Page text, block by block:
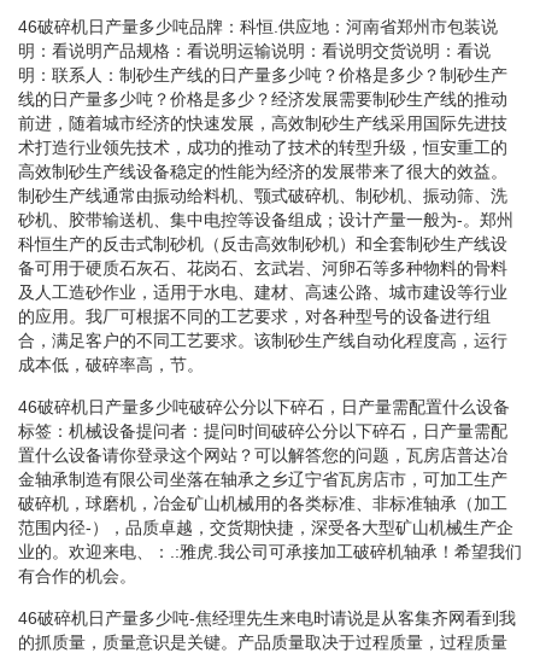
46破碎机日产量多少吨品牌：科恒.供应地：河南省郑州市包装说
明：看说明产品规格：看说明运输说明：看说明交货说明：看说
明：联系人：制砂生产线的日产量多少吨？价格是多少？制砂生产
线的日产量多少吨？价格是多少？经济发展需要制砂生产线的推动
前进，随着城市经济的快速发展，高效制砂生产线采用国际先进技
术打造行业领先技术，成功的推动了技术的转型升级，恒安重工的
高效制砂生产线设备稳定的性能为经济的发展带来了很大的效益。
制砂生产线通常由振动给料机、颚式破碎机、制砂机、振动筛、洗
砂机、胶带输送机、集中电控等设备组成；设计产量一般为-。郑州
科恒生产的反击式制砂机（反击高效制砂机）和全套制砂生产线设
备可用于硬质石灰石、花岗石、玄武岩、河卵石等多种物料的骨料
及人工造砂作业，适用于水电、建材、高速公路、城市建设等行业
的应用。我厂可根据不同的工艺要求，对各种型号的设备进行组
合，满足客户的不同工艺要求。该制砂生产线自动化程度高，运行
成本低，破碎率高，节。
46破碎机日产量多少吨破碎公分以下碎石，日产量需配置什么设备
标签：机械设备提问者：提问时间破碎公分以下碎石，日产量需配
置什么设备请你登录这个网站？可以解答您的问题，瓦房店普达冶
金轴承制造有限公司坐落在轴承之乡辽宁省瓦房店市，可加工生产
破碎机，球磨机，冶金矿山机械用的各类标准、非标准轴承（加工
范围内径-），品质卓越，交货期快捷，深受各大型矿山机械生产企
业的。欢迎来电、：.:雅虎.我公司可承接加工破碎机轴承！希望我们
有合作的机会。
46破碎机日产量多少吨-焦经理先生来电时请说是从客集齐网看到我
的抓质量，质量意识是关键。产品质量取决于过程质量，过程质量